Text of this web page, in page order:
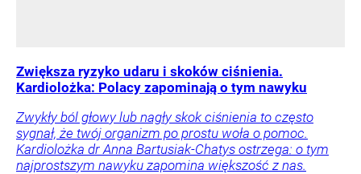
Zwiększa ryzyko udaru i skoków ciśnienia.
Kardiolożka: Polacy zapominają o tym nawyku
Zwykły ból głowy lub nagły skok ciśnienia to często
sygnał, że twój organizm po prostu woła o pomoc.
Kardiolożka dr Anna Bartusiak-Chatys ostrzega: o tym
najprostszym nawyku zapomina większość z nas.